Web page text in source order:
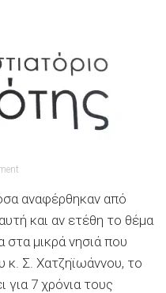
αναφέρθηκαν από
και αν ετέθη το θέμα
στα μικρά νησιά που
κ. Σ. Χατζηϊωάννου, το
για 7 χρόνια τους